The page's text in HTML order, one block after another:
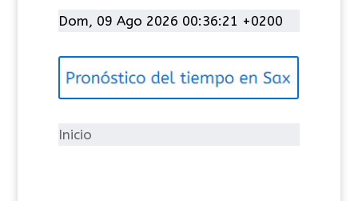
t
g
í
Dom, 09 Ago 2026 00:36:21 +0200
Inicio